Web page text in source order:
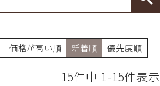
価格が高い順 新着順 優先度順
15件中 1-15件表示